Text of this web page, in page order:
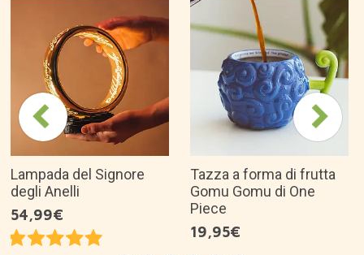
Lampada del Signore
degli Anelli
54,99€
Tazza a forma di frutta
Gomu Gomu di One
Piece
19,95€